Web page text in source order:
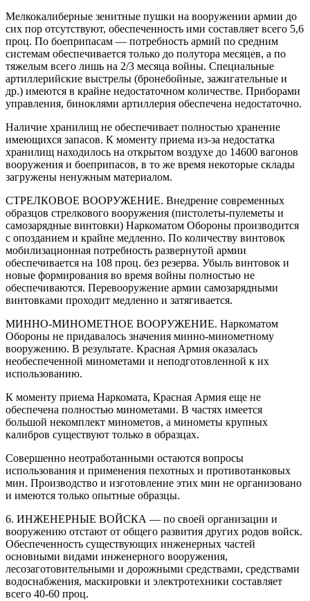
Мелкокалиберные зенитные пушки на вооружении армии до
сих пор отсутствуют, обеспеченность ими составляет всего 5,6
проц. По боеприпасам — потребность армий по средним
системам обеспечивается только до полутора месяцев, а по
тяжелым всего лишь на 2/3 месяца войны. Специальные
артиллерийские выстрелы (бронебойные, зажигательные и
др.) имеются в крайне недостаточном количестве. Приборами
управления, биноклями артиллерия обеспечена недостаточно.
Наличие хранилищ не обеспечивает полностью хранение
имеющихся запасов. К моменту приема из-за недостатка
хранилищ находилось на открытом воздухе до 14600 вагонов
вооружения и боеприпасов, в то же время некоторые склады
загружены ненужным материалом.
СТРЕЛКОВОЕ ВООРУЖЕНИЕ. Внедрение современных
образцов стрелкового вооружения (пистолеты-пулеметы и
самозарядные винтовки) Наркоматом Обороны производится
с опозданием и крайне медленно. По количеству винтовок
мобилизационная потребность развернутой армии
обеспечивается на 108 проц. без резерва. Убыль винтовок и
новые формирования во время войны полностью не
обеспечиваются. Перевооружение армии самозарядными
винтовками проходит медленно и затягивается.
МИННО-МИНОМЕТНОЕ ВООРУЖЕНИЕ. Наркоматом
Обороны не придавалось значения минно-минометному
вооружению. В результате. Красная Армия оказалась
необеспеченной минометами и неподготовленной к их
использованию.
К моменту приема Наркомата, Красная Армия еще не
обеспечена полностью минометами. В частях имеется
большой некомплект минометов, а минометы крупных
калибров существуют только в образцах.
Совершенно неотработанными остаются вопросы
использования и применения пехотных и противотанковых
мин. Производство и изготовление этих мин не организовано
и имеются только опытные образцы.
6. ИНЖЕНЕРНЫЕ ВОЙСКА — по своей организации и
вооружению отстают от общего развития других родов войск.
Обеспеченность существующих инженерных частей
основными видами инженерного вооружения,
лесозаготовительными и дорожными средствами, средствами
водоснабжения, маскировки и электротехники составляет
всего 40-60 проц.